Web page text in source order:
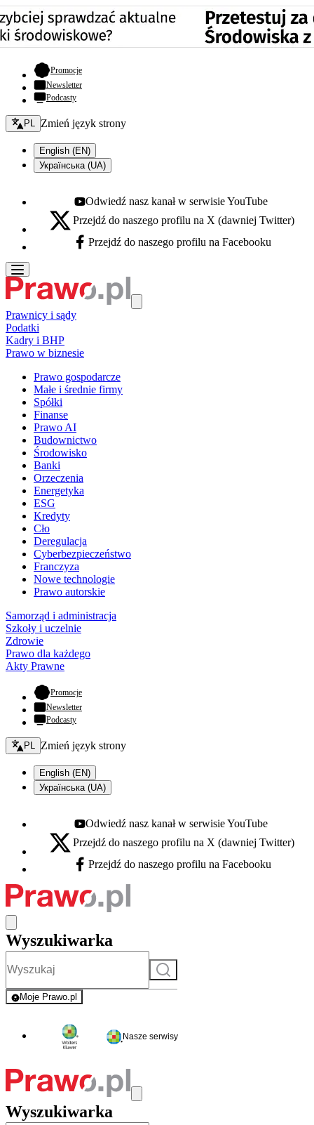
Promocje- otwiera się w nowej karcie
Newsletter
Podcasty
Zmień język - bieżący:
PL Zmień język strony
English (EN)
Українська (UA)
Youtube - otwiera się w nowej karcie
Odwiedź nasz kanał w serwisie YouTube
X - otwiera się w nowej karcie
Przejdź do naszego profilu na X (dawniej Twitter)
Facebook - otwiera się w nowej karcie
Przejdź do naszego profilu na Facebooku
Prawnicy i sądy
Podatki
Kadry i BHP
Prawo w biznesie
Prawo gospodarcze
Małe i średnie firmy
Spółki
Finanse
Prawo AI
Budownictwo
Środowisko
Banki
Orzeczenia
Energetyka
ESG
Kredyty
Cło
Deregulacja
Cyberbezpieczeństwo
Franczyza
Nowe technologie
Prawo autorskie
Samorząd i administracja
Szkoły i uczelnie
Zdrowie
Prawo dla każdego
Akty Prawne
Promocje- otwiera się w nowej karcie
Newsletter
Podcasty
Zmień język - bieżący:
PL Zmień język strony
English (EN)
Українська (UA)
Youtube - otwiera się w nowej karcie
Odwiedź nasz kanał w serwisie YouTube
X - otwiera się w nowej karcie
Przejdź do naszego profilu na X (dawniej Twitter)
Facebook - otwiera się w nowej karcie
Przejdź do naszego profilu na Facebooku
Wyszukiwarka
Szukaj
Moje Prawo.pl
- rejestracja i logowanie do serwisu
Nasze serwisy
Wyszukiwarka